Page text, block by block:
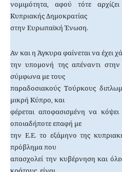
νομιμότητα, αφού τότε
Κυπριακής Δημοκρατίας
στην Ευρωπαϊκή Ένωση.
Αν και η Άγκυρα φαίνεται να έχει
την υπομονή της απέναντι
σύμφωνα με τους
παραδοσιακούς Τούρκους
μικρή Κύπρο, και
φέρεται αποφασισμένη να
οποιαδήποτε επαφή με
την Ε.Ε. το εξάμηνο της
πρόβλημα που
απασχολεί την κυβέρνηση και